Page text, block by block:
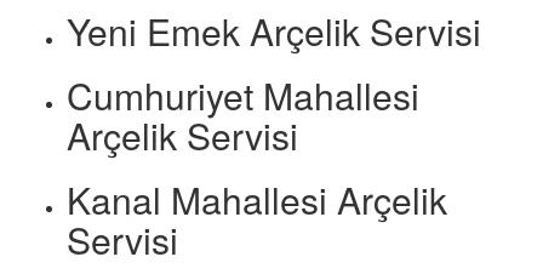
Yeni Emek Arçelik Servisi
Cumhuriyet Mahallesi
Arçelik Servisi
Kanal Mahallesi Arçelik
Servisi